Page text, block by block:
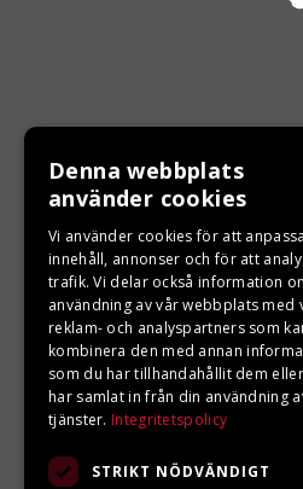
KONTAKTA
Ångra ditt köp
0680-103 60
Kolgatan 1C, 842 31
Denna webbplats
använder cookies
Vi använder cookies för att anpassa
innehåll, annonser och för att
trafik. Vi delar också information
användning av vår webbplats med
reklam- och analyspartners som
kombinera den med annan
som du har tillhandahållit dem
har samlat in från din användning
tjänster. Integritetspolicy
STRIKT NÖDVÄNDIGT